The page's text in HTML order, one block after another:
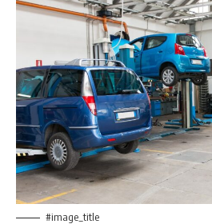
#image_title